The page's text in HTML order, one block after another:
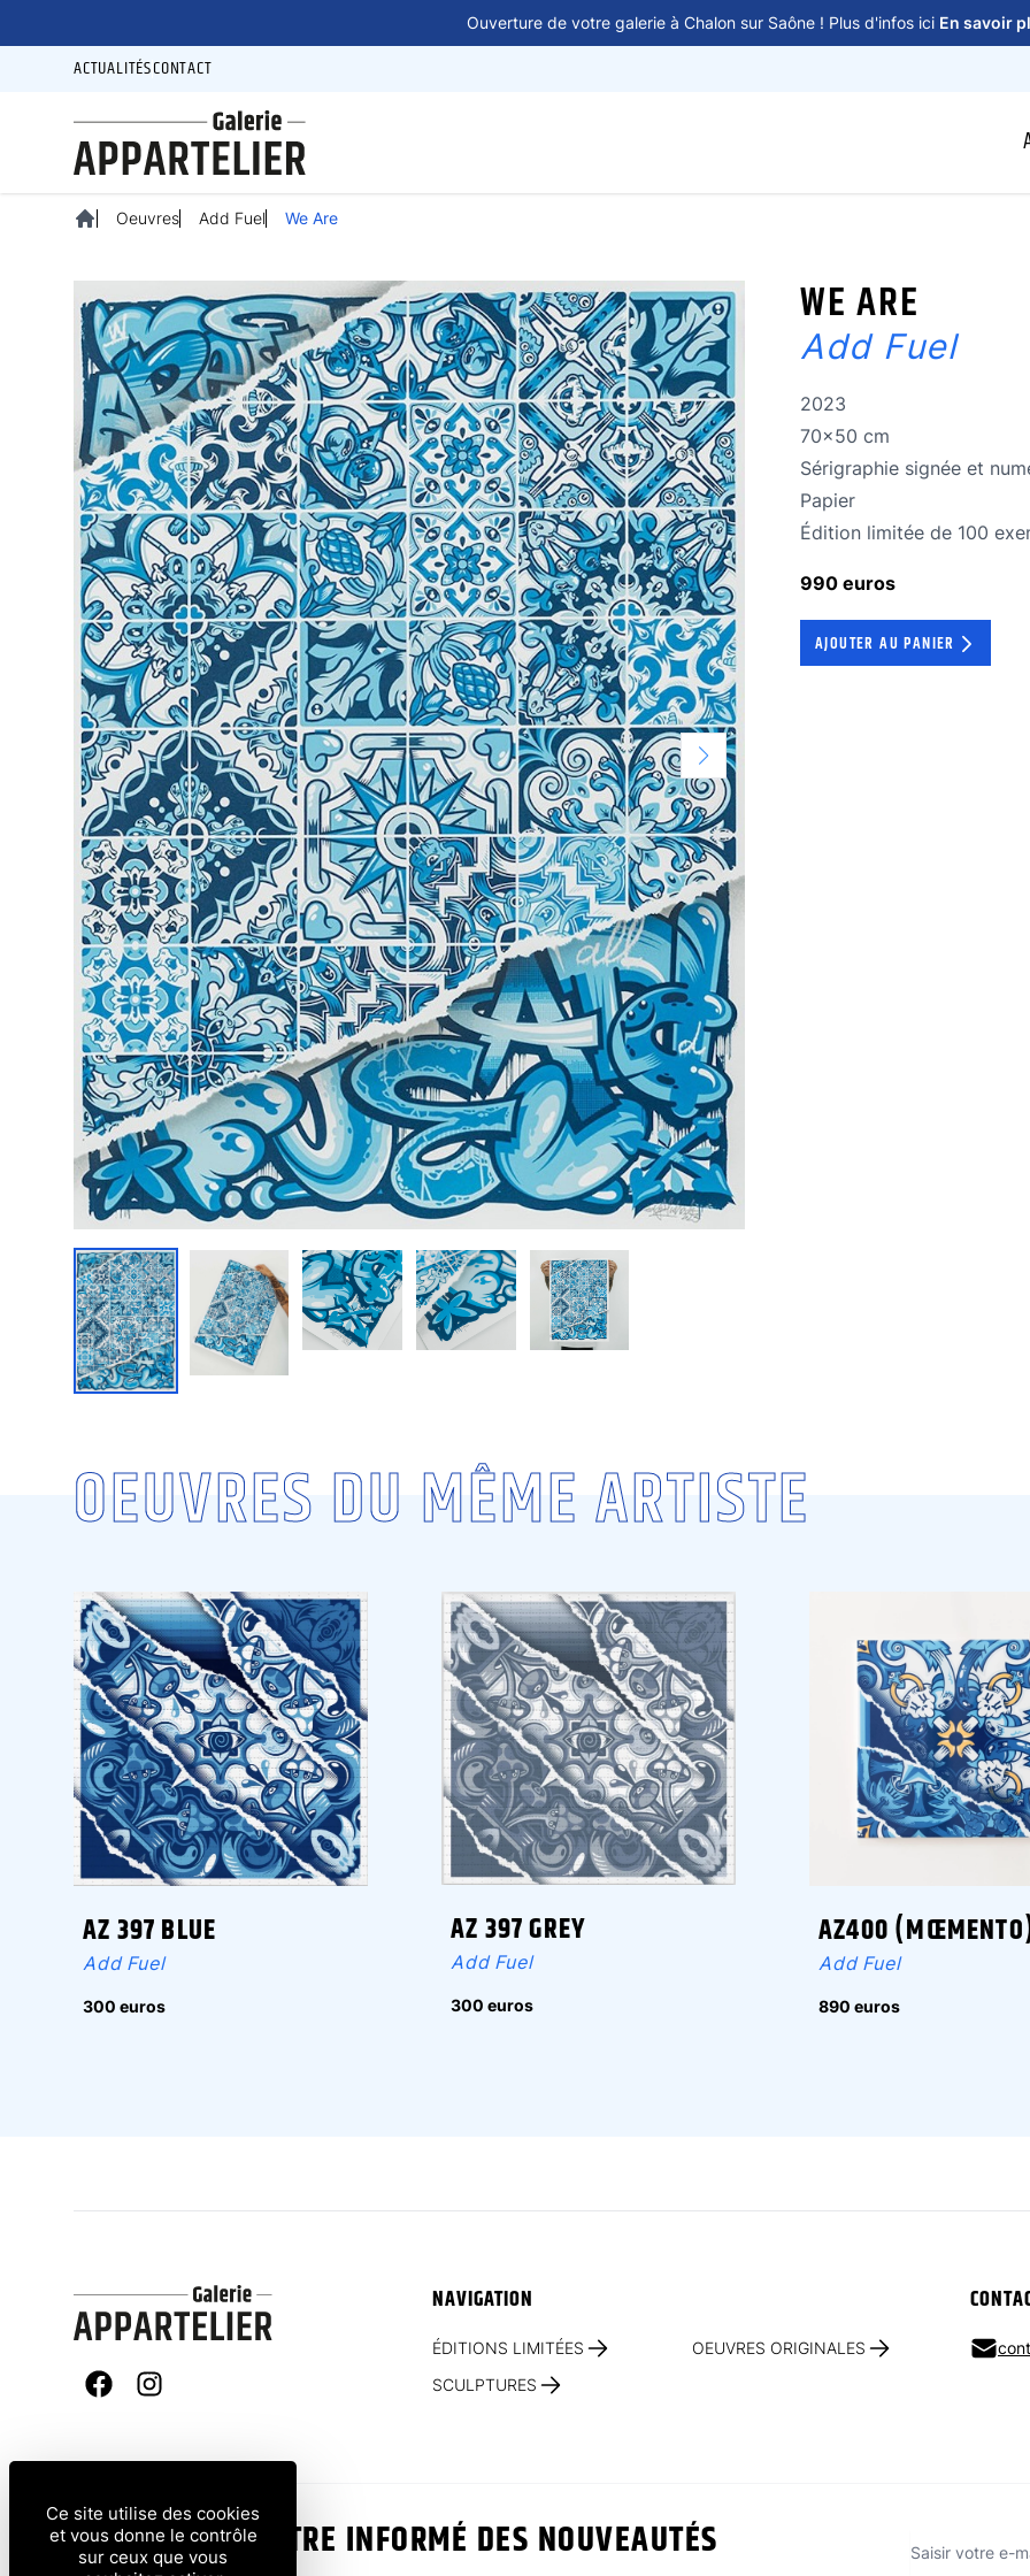
Ouverture de votre galerie à Chalon sur Saône ! Plus d'infos ici En savoir
ACTUALITÉSCONTACT
Oeuvres Add Fuel We Are
WE ARE
Add Fuel
Année de réalisation
2023
Dimensions
70x50 cm
Technique
Sérigraphie signée et
Technique
Papier
édition limitée
Édition limitée de 100
990 euros
AJOUTER AU PANIER
OEUVRES DU MÊME ARTISTE
AZ 397 BLUE
Add Fuel
300 euros
AZ 397 GREY
Add Fuel
300 euros
AZ400
Add Fuel
890 euros
FacebookInstagram
NAVIGATION
ÉDITIONS LIMITÉES
OEUVRES ORIGINALES
SCULPTURES
VOUS VOULEZ ÊTRE INFORMÉ DES NOUVEAUTÉS
Adresse e-mail
Ce site utilise des cookies
et vous donne le contrôle
sur ceux que vous